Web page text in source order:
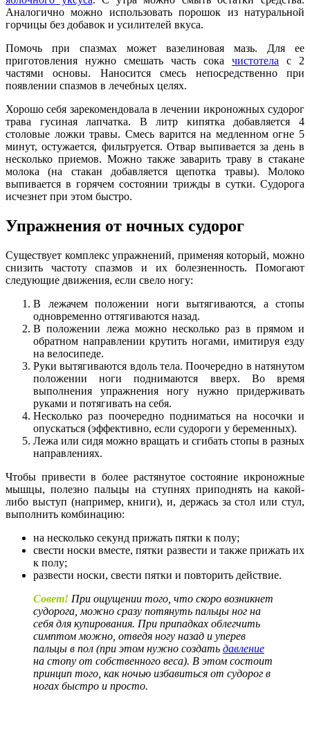
Аналогично можно использовать порошок из натуральной
горчицы без добавок и усилителей вкуса.
Помочь при спазмах может вазелиновая мазь. Для ее
приготовления нужно смешать часть сока чистотела с 2
частями основы. Наносится смесь непосредственно при
появлении спазмов в лечебных целях.
Хорошо себя зарекомендовала в лечении икроножных судорог
трава гусиная лапчатка. В литр кипятка добавляется 4
столовые ложки травы. Смесь варится на медленном огне 5
минут, остужается, фильтруется. Отвар выпивается за день в
несколько приемов. Можно также заварить траву в стакане
молока (на стакан добавляется щепотка травы). Молоко
выпивается в горячем состоянии трижды в сутки. Судорога
исчезнет при этом быстро.
Упражнения от ночных судорог
Существует комплекс упражнений, применяя который, можно
снизить частоту спазмов и их болезненность. Помогают
следующие движения, если свело ногу:
В лежачем положении ноги вытягиваются, а стопы
одновременно оттягиваются назад.
В положении лежа можно несколько раз в прямом и
обратном направлении крутить ногами, имитируя езду
на велосипеде.
Руки вытягиваются вдоль тела. Поочередно в натянутом
положении ноги поднимаются вверх. Во время
выполнения упражнения ногу нужно придерживать
руками и потягивать на себя.
Несколько раз поочередно подниматься на носочки и
опускаться (эффективно, если судороги у беременных).
Лежа или сидя можно вращать и сгибать стопы в разных
направлениях.
Чтобы привести в более растянутое состояние икроножные
мышцы, полезно пальцы на ступнях приподнять на какой-
либо выступ (например, книги), и, держась за стол или стул,
выполнить комбинацию:
на несколько секунд прижать пятки к полу;
свести носки вместе, пятки развести и также прижать их
к полу;
развести носки, свести пятки и повторить действие.
Совет! При ощущении того, что скоро возникнет
судорога, можно сразу потянуть пальцы ног на
себя для купирования. При припадках облегчить
симптом можно, отведя ногу назад и уперев
пальцы в пол (при этом нужно создать давление
на стопу от собственного веса). В этом состоит
принцип того, как ночью избавиться от судорог в
ногах быстро и просто.